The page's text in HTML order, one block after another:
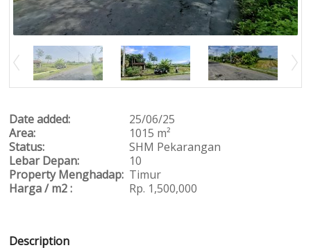
Date added:
25/06/25
Area:
1015 m²
Status:
SHM Pekarangan
Lebar Depan:
10
Property Menghadap: Timur
Harga / m2 :
Rp. 1,500,000
Description